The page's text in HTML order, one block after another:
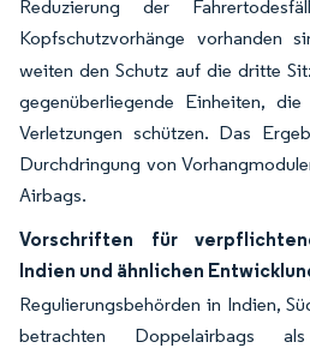
Reduzierung der
Kopfschutzvorhänge vorhanden
weiten den Schutz auf die dritte
gegenüberliegende Einheiten, die
Verletzungen schützen. Das
Durchdringung von
Airbags.
Vorschriften für
Indien und ähnlichen
Regulierungsbehörden in Indien,
betrachten Doppelairbags